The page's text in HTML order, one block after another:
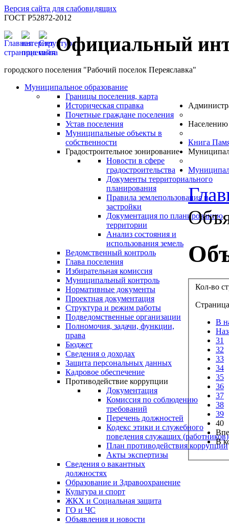
Версия сайта для слабовидящих
ГОСТ Р52872-2012
Официальный
городского поселения "Рабочий поселок Переяславка"
Муниципальное образование
Границы поселения, карта
Историческая справка
Почетные граждане поселения
Устав поселения
Муниципальные объекты в
собственности
Градостроительное зонирование
Новости в сфере
градостроительства
Документы территориального
планирования
Правила землепользования и
застройки
Документация по планированию
территории
Анализ состояния и
использования земель
Ведомственный контроль
Глава поселения
Избирательная комиссия
Муниципальный контроль
Нормативные документы
Проектная документация
Структура и режим работы
Подведомственные организации
Полномочия, задачи, функции,
права
Бюджет
Сведения о доходах
Защита персональных данных
Кадровое обеспечение
Противодействие коррупции
Документация
Комиссия по соблюдению
требований
Перечень должностей
Кодекс этики и служебного
поведения служащих (работников)
План противодействия коррупции
Акты экспертизы
Сведения о вакантных
должностях
Населению
Образование и Здравоохранение
Культура и спорт
ЖКХ и Социальная защита
ГО и ЧС
Объявления и новости
Книга
Кол-во
В
31
32
33
34
35
36
37
38
39
40
В